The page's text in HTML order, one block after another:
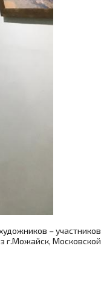
– участников
г.Можайск, Московской